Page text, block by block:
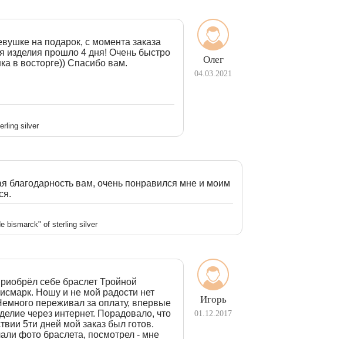
Олег
04.03.2021
на подарок, с момента заказа
изделия прошло 4 дня! Очень быстро
в восторге)) Спасибо вам.
silver
благодарность вам, очень понравился мне и моим
bismarck" of sterling silver
Игорь
01.12.2017
себе браслет Тройной
Ношу и не мой радости нет
переживал за оплату, впервые
через интернет. Порадовало, что
5ти дней мой заказ был готов.
фото браслета, посмотрел - мне